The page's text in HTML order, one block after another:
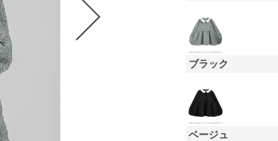
ブラック
ベージュ